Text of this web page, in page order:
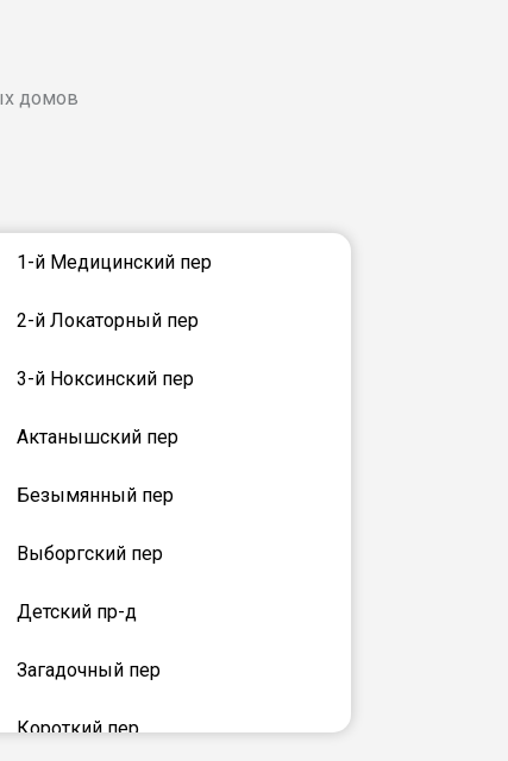
домов
1-й Медицинский пер
2-й Локаторный пер
3-й Ноксинский пер
Актанышский пер
Безымянный пер
Выборгский пер
Детский пр-д
Загадочный пер
Короткий пер